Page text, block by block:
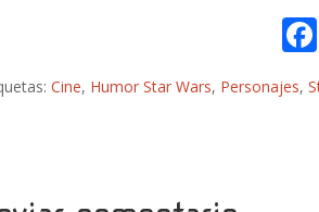
Cine, Humor Star Wars, Personajes,